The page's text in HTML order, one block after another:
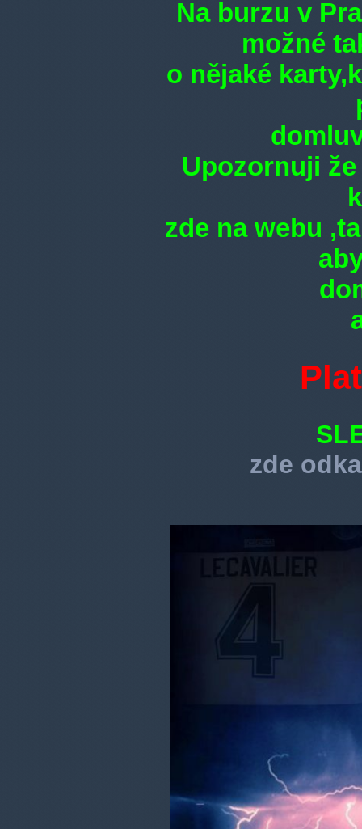
Na burzu v
možné
o nějaké karty,
Upozornuji
zde na webu ,
zde